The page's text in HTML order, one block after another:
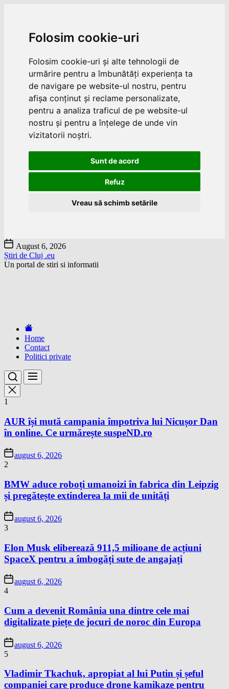
Folosim cookie-uri
Folosim cookie-uri și alte tehnologii de
urmărire pentru a îmbunătăți experiența ta
de navigare pe website-ul nostru, pentru
afișa conținut și reclame personalizate,
pentru a analiza traficul de pe website-ul
nostru și pentru a înțelege de unde vin
vizitatorii noștri.
Sunt de acord
Refuz
Vreau să schimb setările
Skip
to
the
content
August 6, 2026
Știri de Cluj .eu
Un portal de stiri si informatii
Home
Contact
Politici private
1
AUR își mută campania împotriva lui Nicușor Dan
în online. Ce urmărește suspeND.ro
august 6, 2026
2
BMW aduce roboți umanoizi în fabrica din Leipzig
și pregătește extinderea la mii de unități
august 6, 2026
3
Elon Musk eliberează 911,5 milioane de acțiuni
SpaceX pentru a îmbogăți sute de angajați
august 6, 2026
4
Cum a devenit România una dintre cele mai
digitalizate piețe de jocuri de noroc din Europa
august 6, 2026
5
Vladimir Tkachuk, apropiat al lui Putin și șeful
companiei care produce drone kamikaze pentru